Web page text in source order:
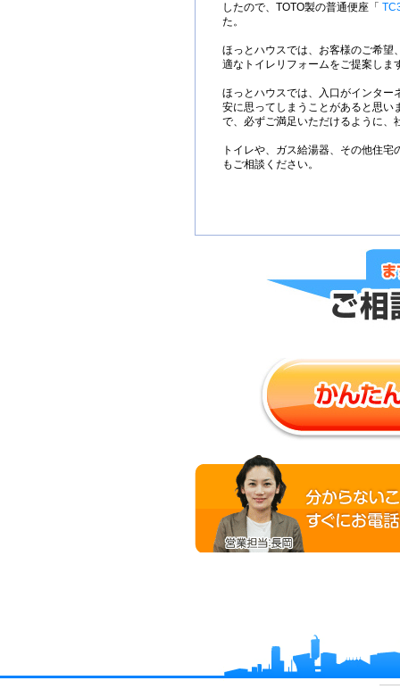
したので、TOTO製の普通便座「
た。
ほっとハウスでは、お客様のご希望
適なトイレリフォームをご提案しま
ほっとハウスでは、入口がインター
安に思ってしまうことがあると思い
で、必ずご満足いただけるように、
トイレや、ガス給湯器、その他住
もご相談ください。